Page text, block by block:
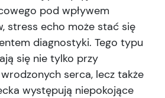
pod wpływem
stress echo może stać się
diagnostyki. Tego typu
się nie tylko przy
serca, lecz także
występują niepokojące